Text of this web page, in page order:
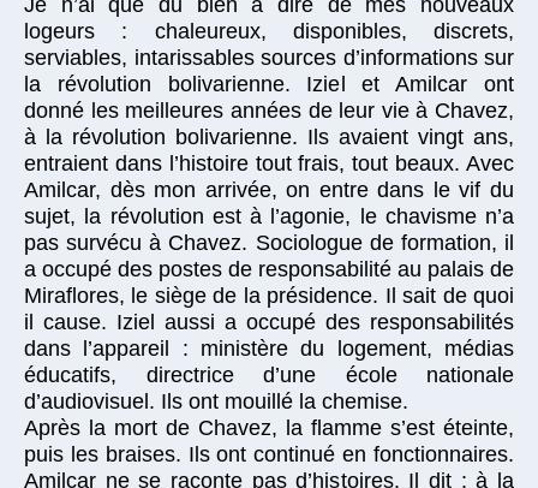
logeurs : chaleureux, disponibles, discrets,
serviables, intarissables sources d’informations sur
la révolution bolivarienne. Iziel et Amilcar ont
donné les meilleures années de leur vie à Chavez,
à la révolution bolivarienne. Ils avaient vingt ans,
entraient dans l’histoire tout frais, tout beaux. Avec
Amilcar, dès mon arrivée, on entre dans le vif du
sujet, la révolution est à l’agonie, le chavisme n’a
pas survécu à Chavez. Sociologue de formation, il
a occupé des postes de responsabilité au palais de
Miraflores, le siège de la présidence. Il sait de quoi
il cause. Iziel aussi a occupé des responsabilités
dans l’appareil : ministère du logement, médias
éducatifs, directrice d’une école nationale
d’audiovisuel. Ils ont mouillé la chemise.
Après la mort de Chavez, la flamme s’est éteinte,
puis les braises. Ils ont continué en fonctionnaires.
Amilcar ne se raconte pas d’histoires. Il dit : à la